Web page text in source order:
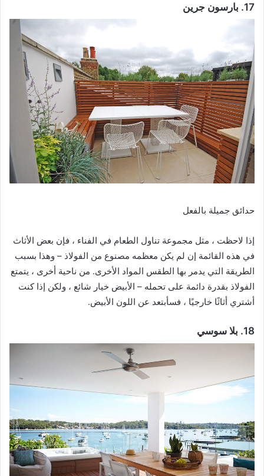
17. بارسون جرين
حدائق جميلة بالفعل
إذا لاحظت ، مثل مجموعة تناول الطعام في الفناء ، فإن بعض الأثاث
في هذه القائمة إن لم يكن معظمه مصنوع من الفولاذ – وهذا بسبب
الطريقة التي يدمر بها الطقس المواد الأخرى. من ناحية أخرى ، يتمتع
الفولاذ بقدرة دائمة على تحمله – الأبيض خيار شائع ، ولكن إذا كنت
أشتري أثاثًا خارجيًا ، فسأبتعد عن اللون الأبيض.
18. بلا سوسي